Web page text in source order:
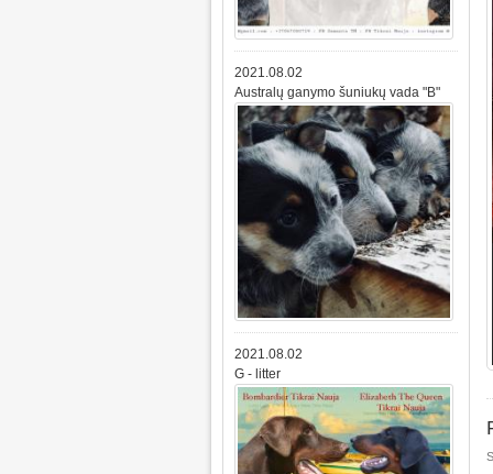
2021.08.02
Australų ganymo šuniukų vada "B"
2021.08.02
G - litter